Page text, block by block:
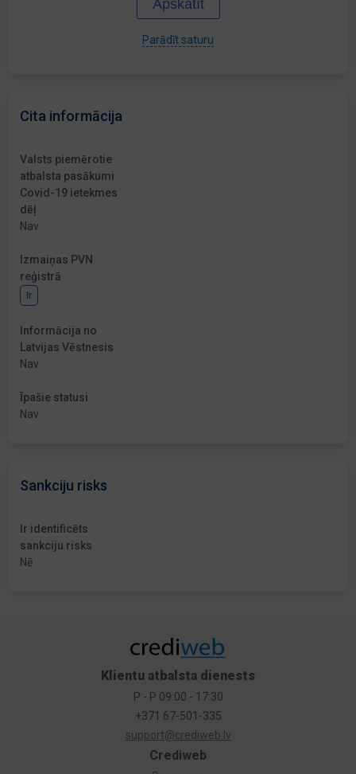
Apskatīt
Parādīt saturu
Cita informācija
Valsts piemērotie
atbalsta pasākumi
Covid-19 ietekmes
dēļ
Nav
Izmaiņas PVN
reģistrā
Ir
Informācija no
Latvijas Vēstnesis
Nav
Īpašie statusi
Nav
Sankciju risks
Ir identificēts
sankciju risks
Nē
Crediweb
Klientu atbalsta dienests
P - P 09:00 - 17:30
+371 67-501-335
support@crediweb.lv